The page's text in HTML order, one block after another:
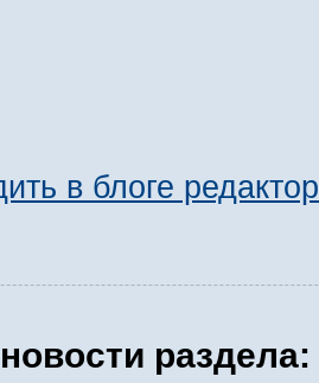
в блоге
раздела: